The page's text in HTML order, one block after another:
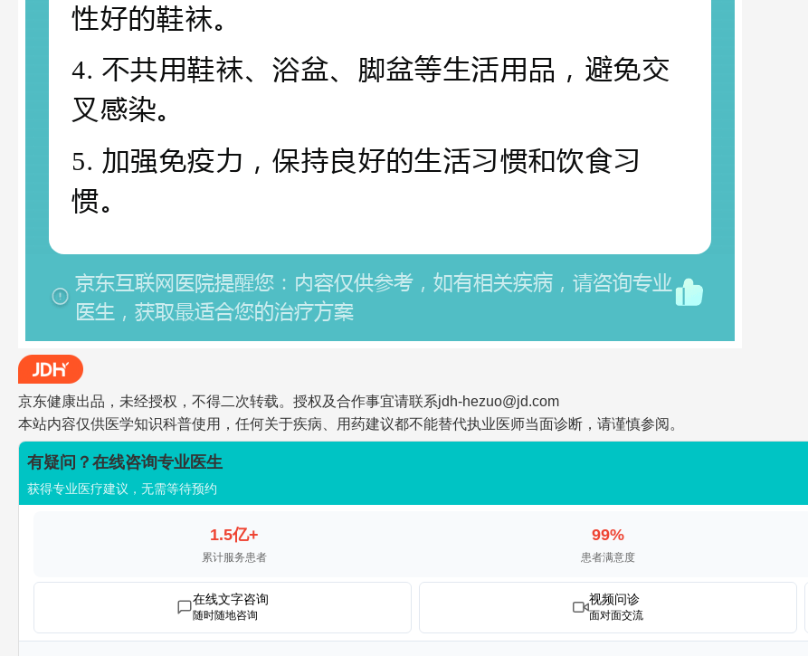
京东健康出品，未经授权，不得二次转载。授权及合作事宜请联系jdh-hezuo@jd.com
本站内容仅供医学知识科普使用，任何关于疾病、用药建议都不能替代执业医师当面诊断，请谨慎参阅。
有疑问？在线咨询专业医生
获得专业医疗建议，无需等待预约
1.5亿+
累计服务患者
99%
患者满意度
在线文字咨询
随时随地咨询
视频问诊
面对面交流